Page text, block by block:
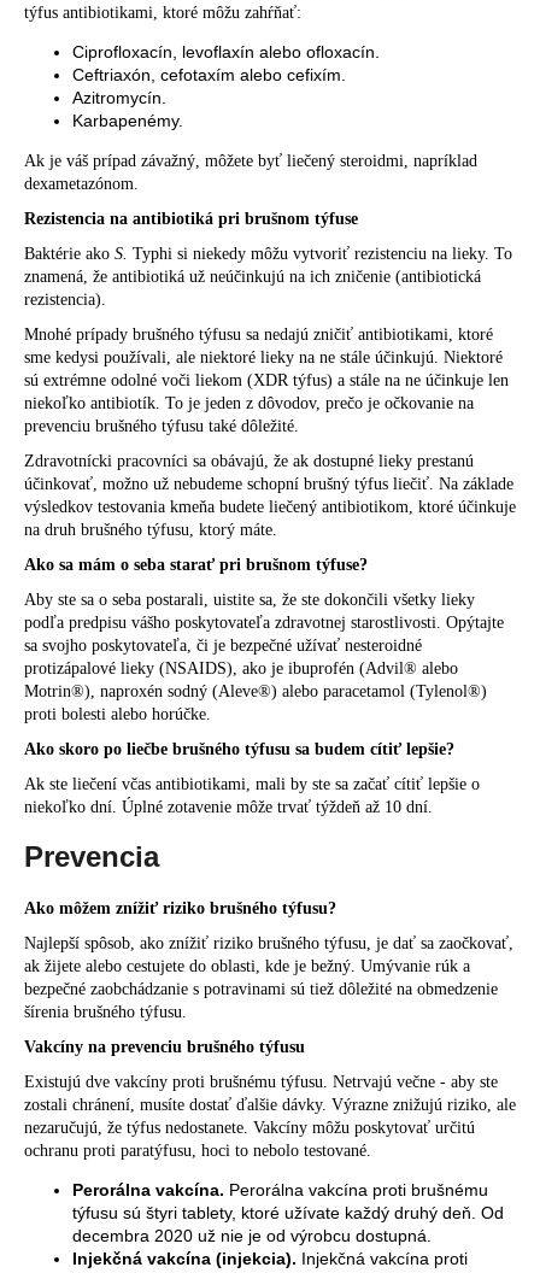
týfus antibiotikami, ktoré môžu zahŕňať:
Ciprofloxacín, levoflaxín alebo ofloxacín.
Ceftriaxón, cefotaxím alebo cefixím.
Azitromycín.
Karbapenémy.
Ak je váš prípad závažný, môžete byť liečený steroidmi, napríklad
dexametazónom.
Rezistencia na antibiotiká pri brušnom týfuse
Baktérie ako S. Typhi si niekedy môžu vytvoriť rezistenciu na lieky. To
znamená, že antibiotiká už neúčinkujú na ich zničenie (antibiotická
rezistencia).
Mnohé prípady brušného týfusu sa nedajú zničiť antibiotikami, ktoré
sme kedysi používali, ale niektoré lieky na ne stále účinkujú. Niektoré
sú extrémne odolné voči liekom (XDR týfus) a stále na ne účinkuje len
niekoľko antibiotík. To je jeden z dôvodov, prečo je očkovanie na
prevenciu brušného týfusu také dôležité.
Zdravotnícki pracovníci sa obávajú, že ak dostupné lieky prestanú
účinkovať, možno už nebudeme schopní brušný týfus liečiť. Na základe
výsledkov testovania kmeňa budete liečený antibiotikom, ktoré účinkuje
na druh brušného týfusu, ktorý máte.
Ako sa mám o seba starať pri brušnom týfuse?
Aby ste sa o seba postarali, uistite sa, že ste dokončili všetky lieky
podľa predpisu vášho poskytovateľa zdravotnej starostlivosti. Opýtajte
sa svojho poskytovateľa, či je bezpečné užívať nesteroidné
protizápalové lieky (NSAIDS), ako je ibuprofén (Advil® alebo
Motrin®), naproxén sodný (Aleve®) alebo paracetamol (Tylenol®)
proti bolesti alebo horúčke.
Ako skoro po liečbe brušného týfusu sa budem cítiť lepšie?
Ak ste liečení včas antibiotikami, mali by ste sa začať cítiť lepšie o
niekoľko dní. Úplné zotavenie môže trvať týždeň až 10 dní.
Prevencia
Ako môžem znížiť riziko brušného týfusu?
Najlepší spôsob, ako znížiť riziko brušného týfusu, je dať sa zaočkovať,
ak žijete alebo cestujete do oblasti, kde je bežný. Umývanie rúk a
bezpečné zaobchádzanie s potravinami sú tiež dôležité na obmedzenie
šírenia brušného týfusu.
Vakcíny na prevenciu brušného týfusu
Existujú dve vakcíny proti brušnému týfusu. Netrvajú večne - aby ste
zostali chránení, musíte dostať ďalšie dávky. Výrazne znižujú riziko, ale
nezaručujú, že týfus nedostanete. Vakcíny môžu poskytovať určitú
ochranu proti paratýfusu, hoci to nebolo testované.
Perorálna vakcína. Perorálna vakcína proti brušnému
týfusu sú štyri tablety, ktoré užívate každý druhý deň. Od
decembra 2020 už nie je od výrobcu dostupná.
Injekčná vakcína (injekcia). Injekčná vakcína proti